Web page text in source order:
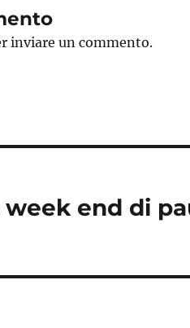
inviare un commento.
end di